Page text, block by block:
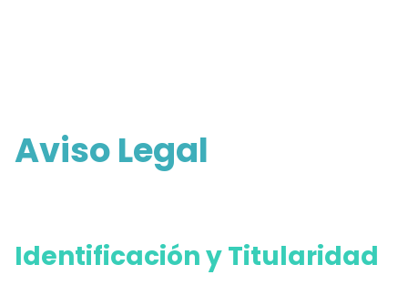
Aviso Legal
Identificación y Titularidad